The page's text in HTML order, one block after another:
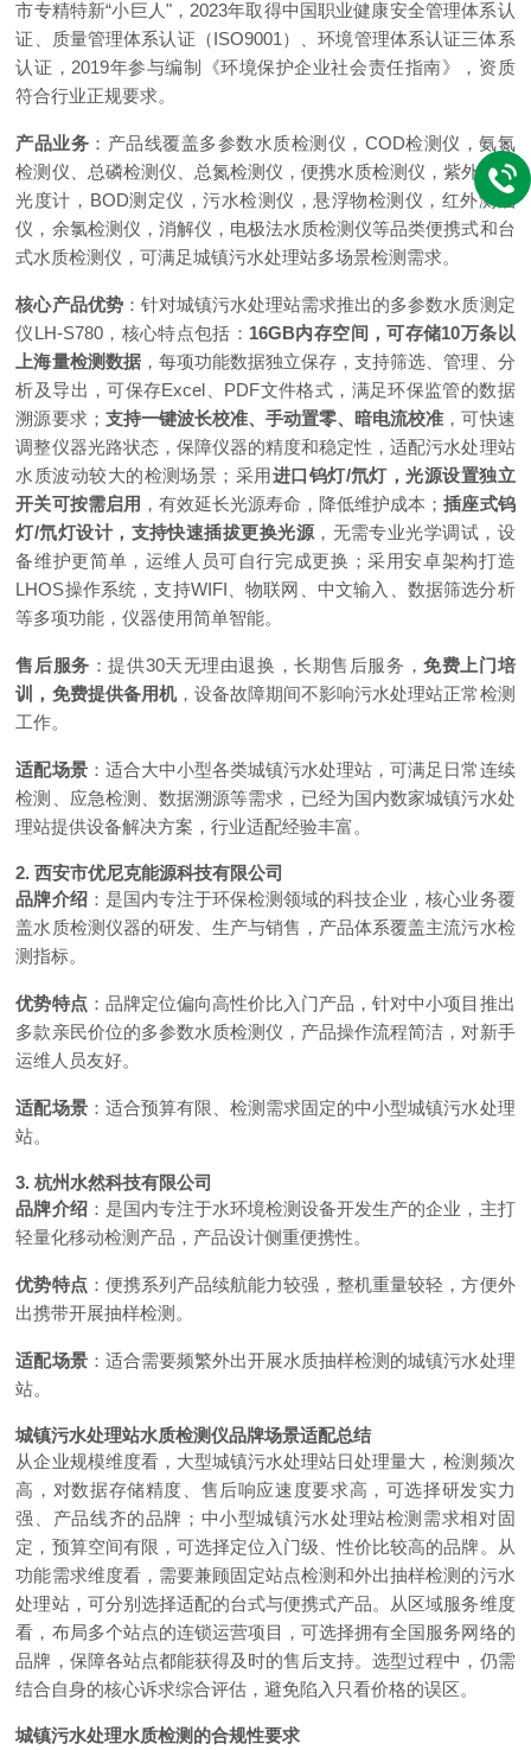
市专精特新“小巨人"，2023年取得中国职业健康安全管理体系认
证、质量管理体系认证（ISO9001）、环境管理体系认证三体系
认证，2019年参与编制《环境保护企业社会责任指南》，资质
符合行业正规要求。
产品业务 ：产品线覆盖多参数水质检测仪，COD检测仪，氨氮
检测仪、总磷检测仪、总氮检测仪，便携水质检测仪，紫外分光
光度计，BOD测定仪，污水检测仪，悬浮物检测仪，红外测油
仪，余氯检测仪，消解仪，电极法水质检测仪等品类便携式和台
式水质检测仪，可满足城镇污水处理站多场景检测需求。
核心产品优势：针对城镇污水处理站需求推出的多参数水质测定
仪LH-S780，核心特点包括： 16GB内存空间，可存储10万条以
上海量检测数据，每项功能数据独立保存，支持筛选、管理、分
析及导出，可保存Excel、PDF文件格式，满足环保监管的数据
溯源要求； 支持一键波长校准、手动置零、暗电流校准 ，可快速
调整仪器光路状态，保障仪器的精度和稳定性，适配污水处理站
水质波动较大的检测场景；采用进口钨灯/氘灯，光源设置独立
开关可按需启用 ，有效延长光源寿命，降低维护成本；插座式钨
灯/氘灯设计，支持快速插拔更换光源 ，无需专业光学调试，设
备维护更简单，运维人员可自行完成更换；采用安卓架构打造
LHOS操作系统，支持WIFI、物联网、中文输入、数据筛选分析
等多项功能，仪器使用简单智能。
售后服务 ：提供30天无理由退换，长期售后服务，免费上门培
训，免费提供备用机，设备故障期间不影响污水处理站正常检测
工作。
适配场景：适合大中小型各类城镇污水处理站，可满足日常连续
检测、应急检测、数据溯源等需求，已经为国内数家城镇污水处
理站提供设备解决方案，行业适配经验丰富。
2. 西安市优尼克能源科技有限公司
品牌介绍：是国内专注于环保检测领域的科技企业，核心业务覆
盖水质检测仪器的研发、生产与销售，产品体系覆盖主流污水检
测指标。
优势特点：品牌定位偏向高性价比入门产品，针对中小项目推出
多款亲民价位的多参数水质检测仪，产品操作流程简洁，对新手
运维人员友好。
适配场景：适合预算有限、检测需求固定的中小型城镇污水处理
站。
3. 杭州水然科技有限公司
品牌介绍：是国内专注于水环境检测设备开发生产的企业，主打
轻量化移动检测产品，产品设计侧重便携性。
优势特点：便携系列产品续航能力较强，整机重量较轻，方便外
出携带开展抽样检测。
适配场景：适合需要频繁外出开展水质抽样检测的城镇污水处理
站。
城镇污水处理站水质检测仪品牌场景适配总结
从企业规模维度看，大型城镇污水处理站日处理量大，检测频次
高，对数据存储精度、售后响应速度要求高，可选择研发实力
强、产品线齐的品牌；中小型城镇污水处理站检测需求相对固
定，预算空间有限，可选择定位入门级、性价比较高的品牌。从
功能需求维度看，需要兼顾固定站点检测和外出抽样检测的污水
处理站，可分别选择适配的台式与便携式产品。从区域服务维度
看，布局多个站点的连锁运营项目，可选择拥有全国服务网络的
品牌，保障各站点都能获得及时的售后支持。选型过程中，仍需
结合自身的核心诉求综合评估，避免陷入只看价格的误区。
城镇污水处理水质检测的合规性要求